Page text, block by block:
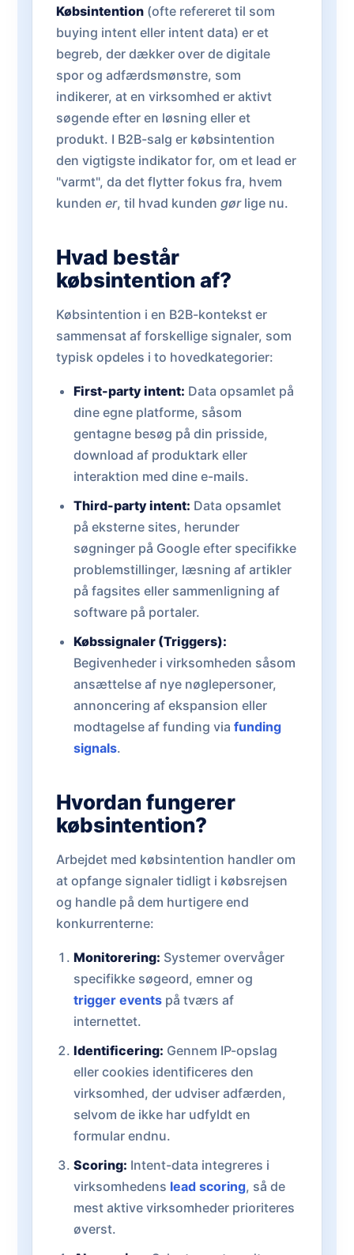
Købsintention (ofte refereret til som
buying intent eller intent data) er et
begreb, der dækker over de digitale
spor og adfærdsmønstre, som
indikerer, at en virksomhed er aktivt
søgende efter en løsning eller et
produkt. I B2B-salg er købsintention
den vigtigste indikator for, om et lead er
"varmt", da det flytter fokus fra, hvem
kunden er, til hvad kunden gørlige nu.
Hvad består
købsintention af?
Købsintention i en B2B-kontekst er
sammensat af forskellige signaler, som
typisk opdeles i to hovedkategorier:
First-party intent: Data opsamlet på
dine egne platforme, såsom
gentagne besøg på din prisside,
download af produktark eller
interaktion med dine e-mails.
Third-party intent: Data opsamlet
på eksterne sites, herunder
søgninger på Google efter specifikke
problemstillinger, læsning af artikler
på fagsites eller sammenligning af
software på portaler.
Købssignaler (Triggers):
Begivenheder i virksomheden såsom
ansættelse af nye nøglepersoner,
annoncering af ekspansion eller
modtagelse af funding via funding
signals.
Hvordan fungerer
købsintention?
Arbejdet med købsintention handler om
at opfange signaler tidligt i købsrejsen
og handle på dem hurtigere end
konkurrenterne:
Monitorering: Systemer overvåger
specifikke søgeord, emner og
trigger eventspå tværs af
internettet.
Identificering: Gennem IP-opslag
eller cookies identificeres den
virksomhed, der udviser adfærden,
selvom de ikke har udfyldt en
formular endnu.
Scoring: Intent-data integreres i
virksomhedens lead scoring, så de
mest aktive virksomheder prioriteres
øverst.